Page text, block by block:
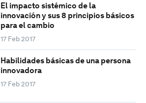
El impacto sistémico de la
innovación y sus 8 principios básicos
para el cambio
17 Feb 2017
Habilidades básicas de una persona
innovadora
17 Feb 2017